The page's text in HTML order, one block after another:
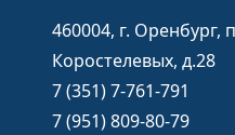
460004, г. Оренбург,
Коростелевых, д.28
7 (351) 7-761-791
7 (951) 809-80-79